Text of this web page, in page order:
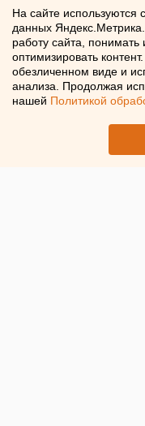
Участники
помогли
Участники
На сайте
данных
работу сайта,
оптимизировать
обезличенном виде и
анализа. Продолжая
нашей Политикой